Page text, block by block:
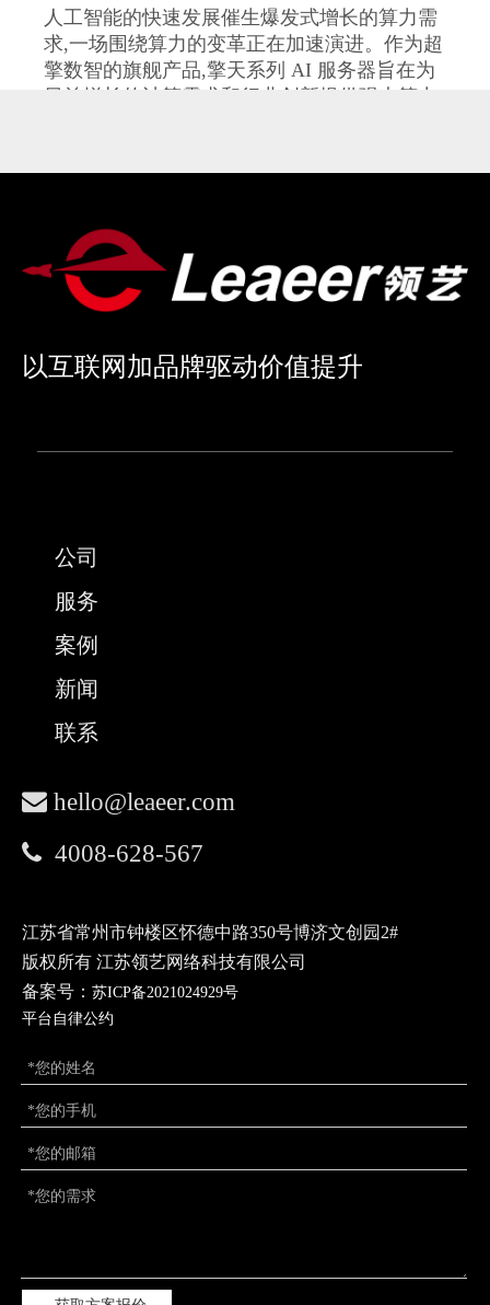
人工智能的快速发展催生爆发式增长的算力需
求,一场围绕算力的变革正在加速演进。作为超
擎数智的旗舰产品,擎天系列 AI 服务器旨在为
日益增长的计算需求和行业创新提供强大算力
强大的性能:采用 Intel 至强可扩展第四代处理
技术支撑;PCIe 直通配置低时延打造极致性能;
前后 IO 维护兼容设计,具备广泛的适用性,满足
多场景应用的高性能需求。
方案,最大支持 10 张双宽 GPU 卡;CPU-Switch
可选 X32 或 X16 lane 互联,实现高带宽通信;支
GPU 方案,专属团队全面支撑用户定制化开发
需求,确保系统的高稳定性和可靠性。
现了超擎数智坚持创新、追求极致的全面实力,
也是超擎数智“All in AI”业务战略布局的新里
程碑。作为 NVIDIA Compute(GPU)、
Networking(网络)双 Elite 最高级别合作伙伴,超
加速发展和各行业的数智化转型赋智赋能,助力
常州品牌策划 常州高端网站设计
常州短视频制作 常州微信公众号代运营
以互联网加品牌驱动价值提升
公司
服务
案例
新闻
联系
 hello@leaeer.com
 4008-628-567
江苏省常州市钟楼区怀德中路350号博济文创园2#
版权所有 江苏领艺网络科技有限公司
备案号： 苏ICP备2021024929号
平台自律公约